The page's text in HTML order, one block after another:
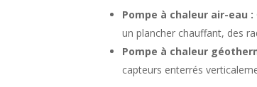
Pompe à chaleur air-eau :
un plancher chauffant, des
Pompe à chaleur
capteurs enterrés